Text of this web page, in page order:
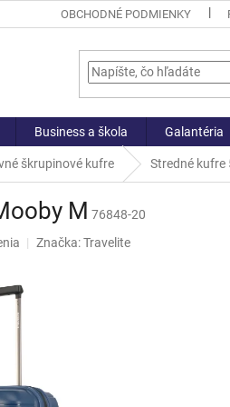
OBCHODNÉ PODMIENKY
Business a škola Galantéria
škrupinové kufre Stredné kufre
M 76848-20
Značka:Travelite